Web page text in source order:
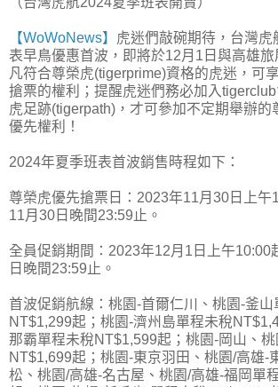
【WoWoNews】
虎迷們敲碗期待，台灣虎
表早鳥優惠首波，即將於12月1日與高雄旅
凡符合尊榮虎(tigerprime)資格的虎迷，可
搶票的權利；提醒虎迷們務必加入
虎足跡(tigerpath)，才可參加不定期舉辦的
優先權利！
2024年夏季班表首波銷售時程如下：
尊榮虎優先搶票日：2023年11月30日上午
11月30日晚間23:59止。
全員促銷期間：2023年12月1日上午10:00
日晚間23:59止。
首波促銷航線：桃園-首爾仁川、桃園-釜山
NT$1,299起；桃園-濟州島單程未稅
那霸單程未稅NT$1,599起；桃園-岡山、
NT$1,699起；桃園-東京羽田、桃園/高雄-
松、桃園/高雄-名古屋、桃園/高雄-福岡單